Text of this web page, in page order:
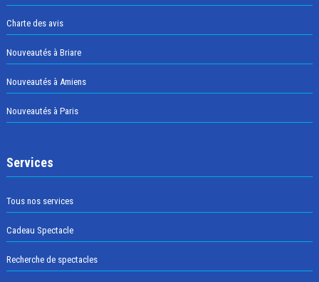
Charte des avis
Nouveautés à Briare
Nouveautés à Amiens
Nouveautés à Paris
Services
Tous nos services
Cadeau Spectacle
Recherche de spectacles